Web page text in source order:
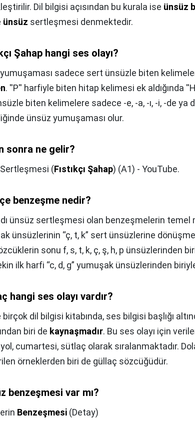
Dil bilgisi açısından bu kurala ise ünsüz
ünsüz sertleşmesi denmektedir.
Şahap hangi ses olayı?
sadece sert ünsüzle biten
. ''P'' harfiyle biten hitap kelimesi ek aldığında
biten kelimelere sadece -e, -a, -ı, -i, -de ya
ünsüz yumuşaması olur.
sonra ne gelir?
(Fıstıkçı Şahap) (A1) - YouTube.
benzeşme nedir?
ünsüz sertleşmesi olan benzeşmelerin temel
ünsüzlerinin “ç, t, k” sert ünsüzlerine
sonu f, s, t, k, ç, ş, h, p ünsüzlerinden
ilk harfi “c, d, g” yumuşak ünsüzlerinden
hangi ses olayı vardır?
dil bilgisi kitabında, ses bilgisi başlığı
biri de kaynaşmadır. Bu ses olayı için
cumartesi, sütlaç olarak sıralanmaktadır.
örneklerden biri de güllaç sözcüğüdür.
benzeşmesi var mı?
Benzeşmesi (Detay)